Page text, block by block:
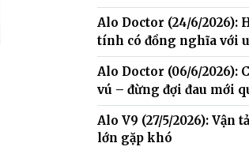
Alo Doctor (24/6/2026):
tính có đồng nghĩa với
Alo Doctor (06/6/2026):
vú – đừng đợi đau mới
Alo V9 (27/5/2026): Vận
lớn gặp khó